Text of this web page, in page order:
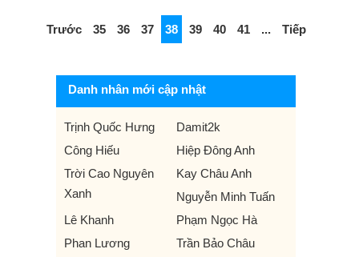
Trước 35 36 37 38 39 40 41 ... Tiếp
Danh nhân mới cập nhật
Trịnh Quốc Hưng
Damit2k
Công Hiếu
Hiệp Đông Anh
Trời Cao Nguyên
Xanh
Kay Châu Anh
Nguyễn Minh Tuấn
Lê Khanh
Phạm Ngọc Hà
Phan Lương
Trần Bảo Châu